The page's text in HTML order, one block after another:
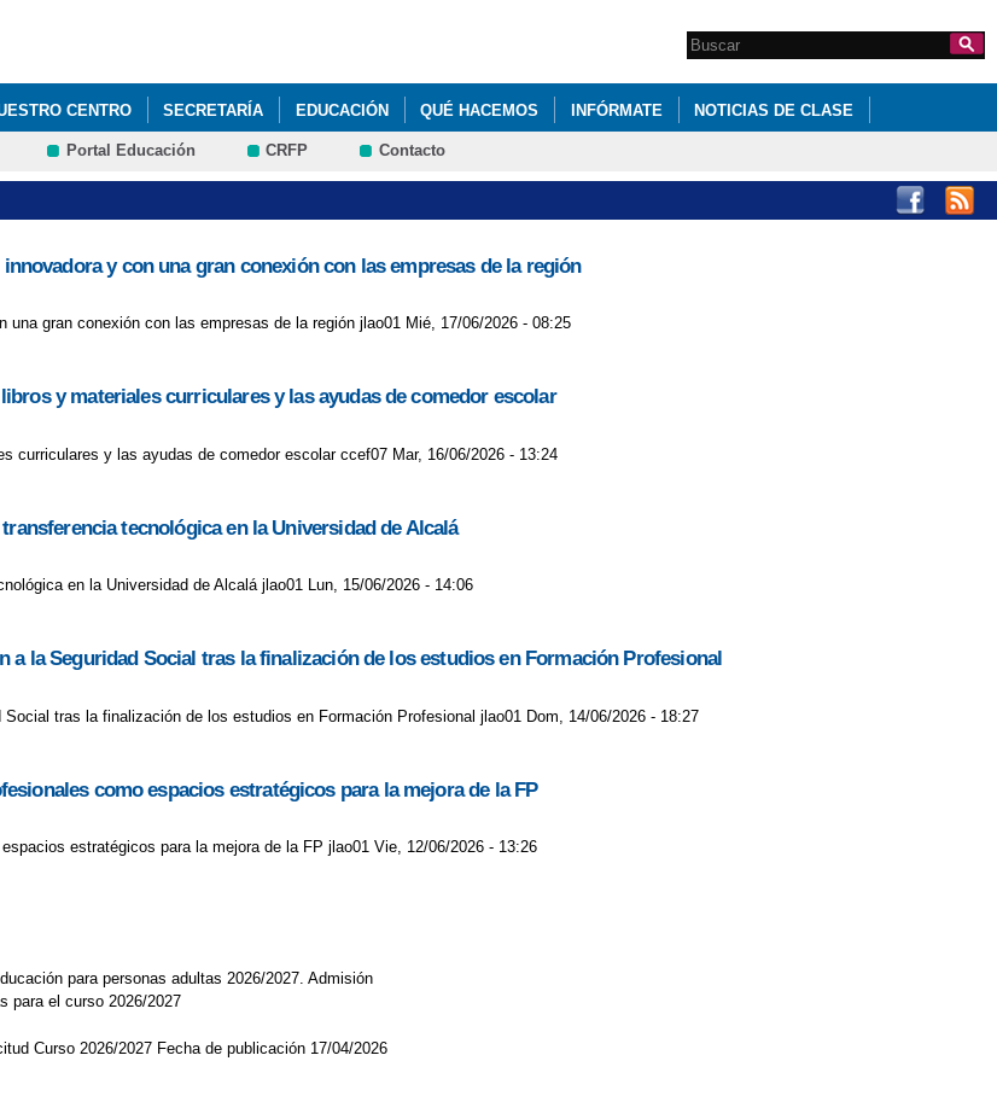
Formulario de
búsqueda
Search this site
CENTRO SECRETARÍA EDUCACIÓN QUÉ HACEMOS INFÓRMATE NOTICIAS DE CLASE
Portal Educación CRFP Contacto
y con una gran conexión con las empresas de la región
gran conexión con las empresas de la región jlao01 Mié, 17/06/2026 - 08:25
y materiales curriculares y las ayudas de comedor escolar
curriculares y las ayudas de comedor escolar ccef07 Mar, 16/06/2026 - 13:24
tecnológica en la Universidad de Alcalá
en la Universidad de Alcalá jlao01 Lun, 15/06/2026 - 14:06
la Seguridad Social tras la finalización de los estudios en Formación Profesional
tras la finalización de los estudios en Formación Profesional jlao01 Dom, 14/06/2026 - 18:27
como espacios estratégicos para la mejora de la FP
estratégicos para la mejora de la FP jlao01 Vie, 12/06/2026 - 13:26
para personas adultas 2026/2027. Admisión
para el curso 2026/2027
Curso 2026/2027 Fecha de publicación 17/04/2026